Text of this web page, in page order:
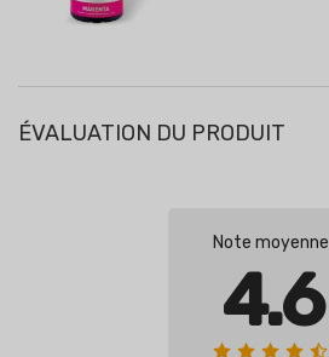
ÉVALUATION DU PRODUIT
Note moyenne
4.6